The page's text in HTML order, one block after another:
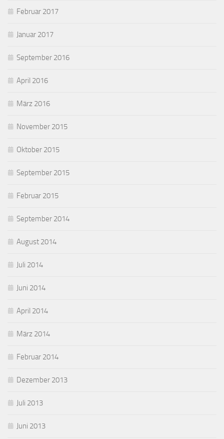
Februar 2017
Januar 2017
September 2016
April 2016
März 2016
November 2015
Oktober 2015
September 2015
Februar 2015
September 2014
August 2014
Juli 2014
Juni 2014
April 2014
März 2014
Februar 2014
Dezember 2013
Juli 2013
Juni 2013